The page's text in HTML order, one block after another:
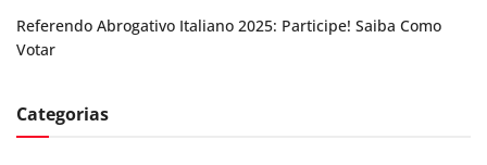
Referendo Abrogativo Italiano 2025: Participe! Saiba Como
Votar
Categorias